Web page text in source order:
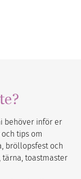
behöver inför er
tips om
bröllopsfest och
toastmaster